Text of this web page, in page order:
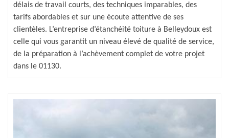
délais de travail courts, des techniques imparables, des
tarifs abordables et sur une écoute attentive de ses
clientèles. L’entreprise d’étanchéité toiture à Belleydoux est
celle qui vous garantit un niveau élevé de qualité de service,
de la préparation à l’achèvement complet de votre projet
dans le 01130.